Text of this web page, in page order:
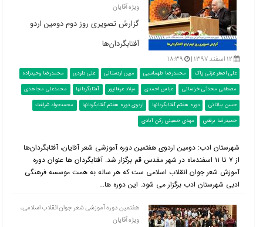
ویژه آقایان
گزارش تصویری روز دوم دومین اردو
آفتابگردان‌ها
۱۲ اسفند ۱۳۹۷ | ۱۸:۳۹
علی اصغر عزتی پاک محمدرضا طهماسبی مبین اردستانی علی داودی
محمدرضا وحیدزاده
مصطفی محدثی خراسانی
عباس احمدی میلاد عرفانپور آفتابگردانها
محمدعلی مجاهدی
حسن بیاتانی
دوره هفتم آفتابگردانها اردوی دوره هفتم آفتابگردانها
محمدجواد شرافت
حمیدرضا برقعی
مهدی حسینی رکن آبادی
شهرستان ادب: دومین اردوی هفتمین دوره آموزشی شعر آقایان، آفتابگردان‌ها
از ۷ تا ۱۱ اسفندماه در شهر مقدس قم برگزار شد. آفتابگردان ها عنوان دوره
آموزش شعر جوان انقلاب اسلامی ست که هر ساله به همت موسسه فرهنگی
ادبی شهرستان ادب برگزار می شود. این دوره ها...
هفتمین دوره آموزشی شعر جوان انقلاب اسلامی،
ویژه آقایان